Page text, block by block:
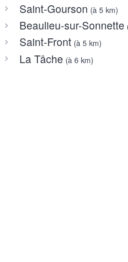
Saint-Gourson (à 5 km)
Beaulieu-sur-Sonnette
Saint-Front(à 5 km)
La Tâche (à 6 km)